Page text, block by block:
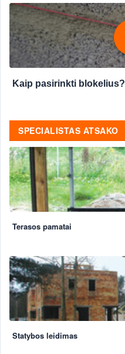
Kaip pasirinkti blokelius?
SPECIALISTAS ATSAKO
Terasos pamatai
Statybos leidimas